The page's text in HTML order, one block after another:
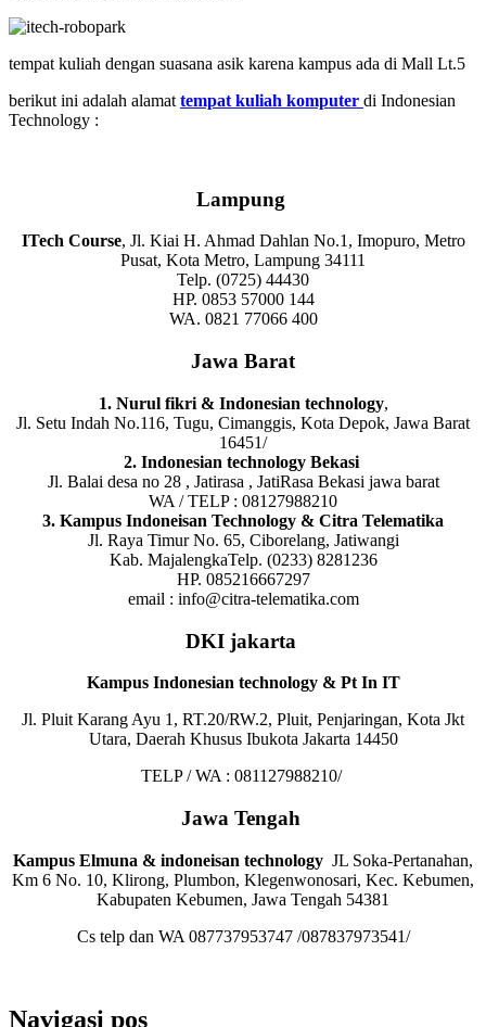
tempat kuliah dengan suasana asik karena kampus ada di Mall Lt.5
berikut ini adalah alamat tempat kuliah komputer di Indonesian
Technology :
Lampung
ITech Course, Jl. Kiai H. Ahmad Dahlan No.1, Imopuro, Metro
Pusat, Kota Metro, Lampung 34111
Telp. (0725) 44430
HP. 0853 57000 144
WA. 0821 77066 400
Jawa Barat
1. Nurul fikri & Indonesian technology,
Jl. Setu Indah No.116, Tugu, Cimanggis, Kota Depok, Jawa Barat
16451/
2. Indonesian technology Bekasi
Jl. Balai desa no 28 , Jatirasa , JatiRasa Bekasi jawa barat
WA / TELP : 08127988210
3. Kampus Indoneisan Technology & Citra Telematika
Jl. Raya Timur No. 65, Ciborelang, Jatiwangi
Kab. MajalengkaTelp. (0233) 8281236
HP. 085216667297
email : info@citra-telematika.com
DKI jakarta
Kampus Indonesian technology & Pt In IT
Jl. Pluit Karang Ayu 1, RT.20/RW.2, Pluit, Penjaringan, Kota Jkt
Utara, Daerah Khusus Ibukota Jakarta 14450
TELP / WA : 081127988210/
Jawa Tengah
Kampus Elmuna & indoneisan technology JL Soka-Pertanahan,
Km 6 No. 10, Klirong, Plumbon, Klegenwonosari, Kec. Kebumen,
Kabupaten Kebumen, Jawa Tengah 54381
Cs telp dan WA 087737953747 /087837973541/
Navigasi pos